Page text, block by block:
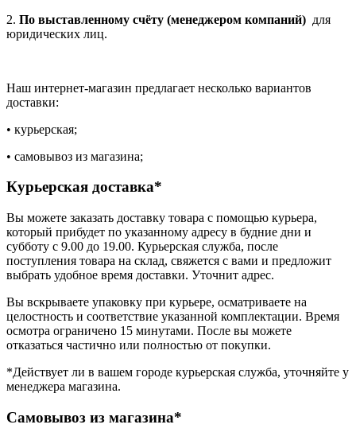
2. По выставленному счёту (менеджером компаний) для
юридических лиц.
Наш интернет-магазин предлагает несколько вариантов
доставки:
• курьерская;
• самовывоз из магазина;
Курьерская доставка*
Вы можете заказать доставку товара с помощью курьера,
который прибудет по указанному адресу в будние дни и
субботу с 9.00 до 19.00. Курьерская служба, после
поступления товара на склад, свяжется с вами и предложит
выбрать удобное время доставки. Уточнит адрес.
Вы вскрываете упаковку при курьере, осматриваете на
целостность и соответствие указанной комплектации. Время
осмотра ограничено 15 минутами. После вы можете
отказаться частично или полностью от покупки.
*Действует ли в вашем городе курьерская служба, уточняйте у
менеджера магазина.
Самовывоз из магазина*